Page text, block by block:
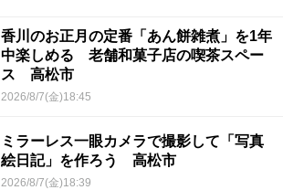
香川のお正月の定番「あん餅雑煮」を1年
中楽しめる 老舗和菓子店の喫茶スペー
ス 高松市
2026/8/7(金)18:45
ミラーレス一眼カメラで撮影して「写真
絵日記」を作ろう 高松市
2026/8/7(金)18:39